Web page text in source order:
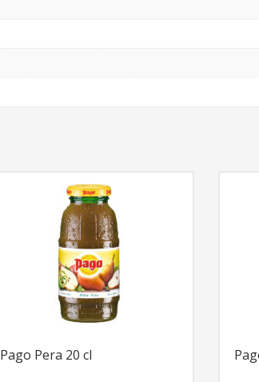
Pago Pera 20 cl